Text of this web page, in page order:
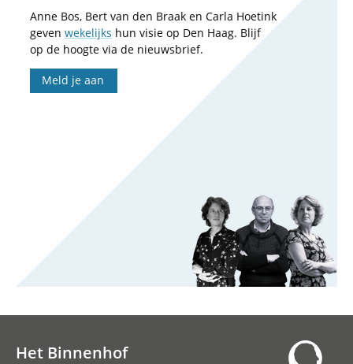
Anne Bos, Bert van den Braak en Carla Hoetink
geven wekelijks hun visie op Den Haag. Blijf
op de hoogte via de nieuwsbrief.
Meld je aan
Het Binnenhof